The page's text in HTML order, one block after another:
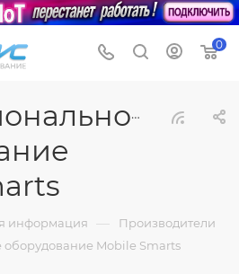
0
информация — Производители
Mobile Smarts